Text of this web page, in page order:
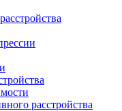
расстройства